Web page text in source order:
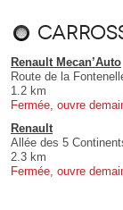
Renault Mecan’Auto
Route de la
1.2 km
Fermée, ouvre
Renault
Allée des 5
2.3 km
Fermée, ouvre